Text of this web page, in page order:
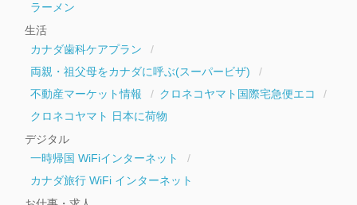
ラーメン
生活
カナダ歯科ケアプラン
両親・祖父母をカナダに呼ぶ(スーパービザ)
不動産マーケット情報
クロネコヤマト国際宅急便エコ
クロネコヤマト 日本に荷物
デジタル
一時帰国 WiFiインターネット
カナダ旅行 WiFi インターネット